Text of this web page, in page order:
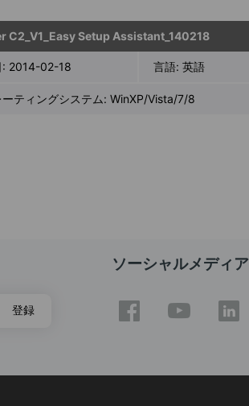
C2_V1_Easy Setup Assistant_140218
2014-02-18 言語: 英語
ーティングシステム: WinXP/Vista/7/8
登録
ソーシャルメディア